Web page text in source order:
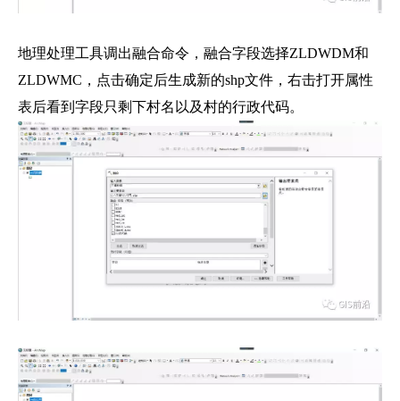
地理处理工具调出融合命令，融合字段选择ZLDWDM和
ZLDWMC，点击确定后生成新的shp文件，右击打开属性
表后看到字段只剩下村名以及村的行政代码。